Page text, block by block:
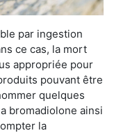
par ingestion
ce cas, la mort
appropriée pour
pouvant être
quelques
bromadiolone ainsi
la